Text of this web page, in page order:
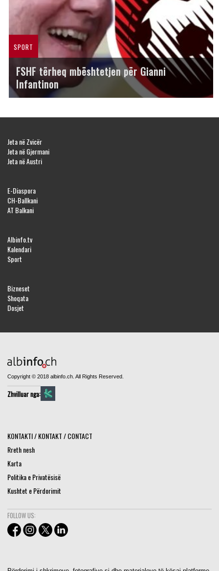
SPORT
FSHF tërheq mbështetjen për Gianni
Infantinon
Jeta në Zvicër
Jeta në Gjermani
Jeta në Austri
E-Diaspora
CH-Ballkani
AT Balkani
Albinfo.tv
Kalendari
Sport
Bizneset
Shoqata
Dosjet
Copyright © 2018 albinfo.ch. All Rights Reserved.
Zhvilluar nga:
KONTAKTI / KONTAKT / CONTACT
Rreth nesh
Karta
Politika e Privatësisë
Kushtet e Përdorimit
FOLLOW US: